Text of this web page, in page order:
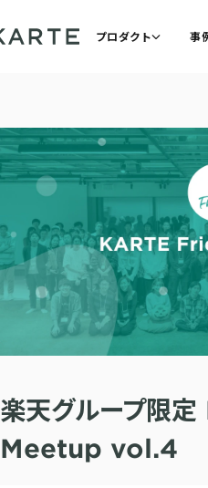
プロダクト 事
楽天グループ限
Meetup vol.4